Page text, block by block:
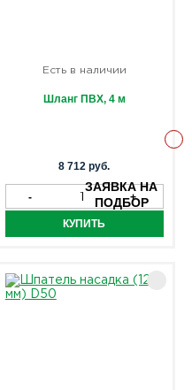
ЗАЯВКА НА
ПОДБОР
Есть в наличии
Шланг ПВХ, 4 м
8 712 руб.